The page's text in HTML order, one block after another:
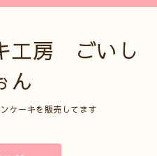
工房 ごいし
ん
ケーキを販売してます